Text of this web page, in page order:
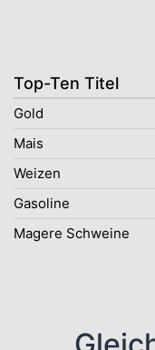
Top-Ten Titel
Gold
Mais
Weizen
Gasoline
Magere Schweine